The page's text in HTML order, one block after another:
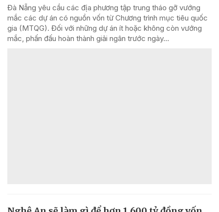
Đà Nẵng yêu cầu các địa phương tập trung tháo gỡ vướng
mắc các dự án có nguồn vốn từ Chương trình mục tiêu quốc
gia (MTQG). Đối với những dự án ít hoặc không còn vướng
mắc, phấn đấu hoàn thành giải ngân trước ngày...